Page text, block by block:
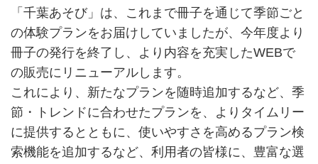
「千葉あそび」は、これまで冊子を通じて季節ごと
の体験プランをお届けしていましたが、今年度より
冊子の発行を終了し、より内容を充実したWEBで
の販売にリニューアルします。
これにより、新たなプランを随時追加するなど、季
節・トレンドに合わせたプランを、よりタイムリー
に提供するとともに、使いやすさを高めるプラン検
索機能を追加するなど、利用者の皆様に、豊富な選